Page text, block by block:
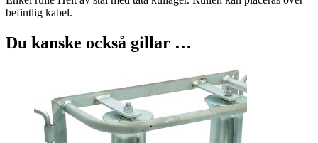
befintlig kabel.
Du kanske också gillar …